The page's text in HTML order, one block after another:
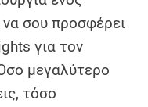
σου προσφέρει
για τον
μεγαλύτερο
τόσο